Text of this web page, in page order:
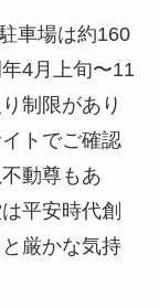
車場は約160
4月上旬〜11
制限があり
トでご確認
動尊もあ
平安時代創
厳かな気持